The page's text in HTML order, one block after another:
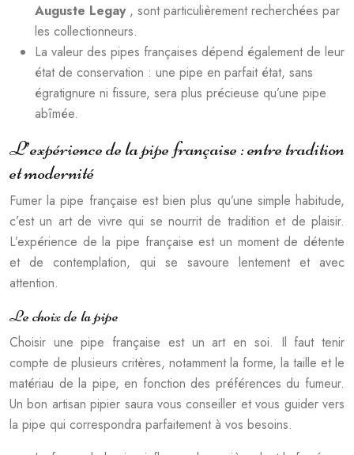
Auguste Legay , sont particulièrement recherchées par
les collectionneurs.
La valeur des pipes françaises dépend également de leur
état de conservation : une pipe en parfait état, sans
égratignure ni fissure, sera plus précieuse qu’une pipe
abîmée.
L’expérience de la pipe française : entre tradition
et modernité
Fumer la pipe française est bien plus qu’une simple habitude,
c’est un art de vivre qui se nourrit de tradition et de plaisir.
L’expérience de la pipe française est un moment de détente
et de contemplation, qui se savoure lentement et avec
attention.
Le choix de la pipe
Choisir une pipe française est un art en soi. Il faut tenir
compte de plusieurs critères, notamment la forme, la taille et le
matériau de la pipe, en fonction des préférences du fumeur.
Un bon artisan pipier saura vous conseiller et vous guider vers
la pipe qui correspondra parfaitement à vos besoins.